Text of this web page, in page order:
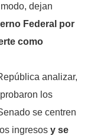
dejan
Federal por
como
analizar,
los
se centren
ingresos y se